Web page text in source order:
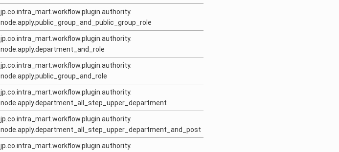
jp.co.intra_mart.workflow.plugin.authority.
node.apply.public_group_and_public_group_role
jp.co.intra_mart.workflow.plugin.authority.
node.apply.department_and_role
jp.co.intra_mart.workflow.plugin.authority.
node.apply.public_group_and_role
jp.co.intra_mart.workflow.plugin.authority.
node.apply.department_all_step_upper_department
jp.co.intra_mart.workflow.plugin.authority.
node.apply.department_all_step_upper_department_and_post
jp.co.intra_mart.workflow.plugin.authority.